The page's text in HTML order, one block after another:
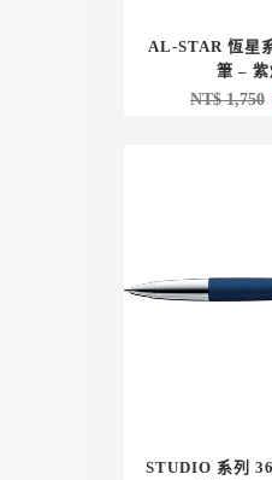
AL-STAR 恆星
筆 –
NT$1,750
STUDIO 系列